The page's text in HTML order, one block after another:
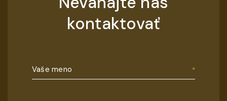
kontaktovať
Vaše meno